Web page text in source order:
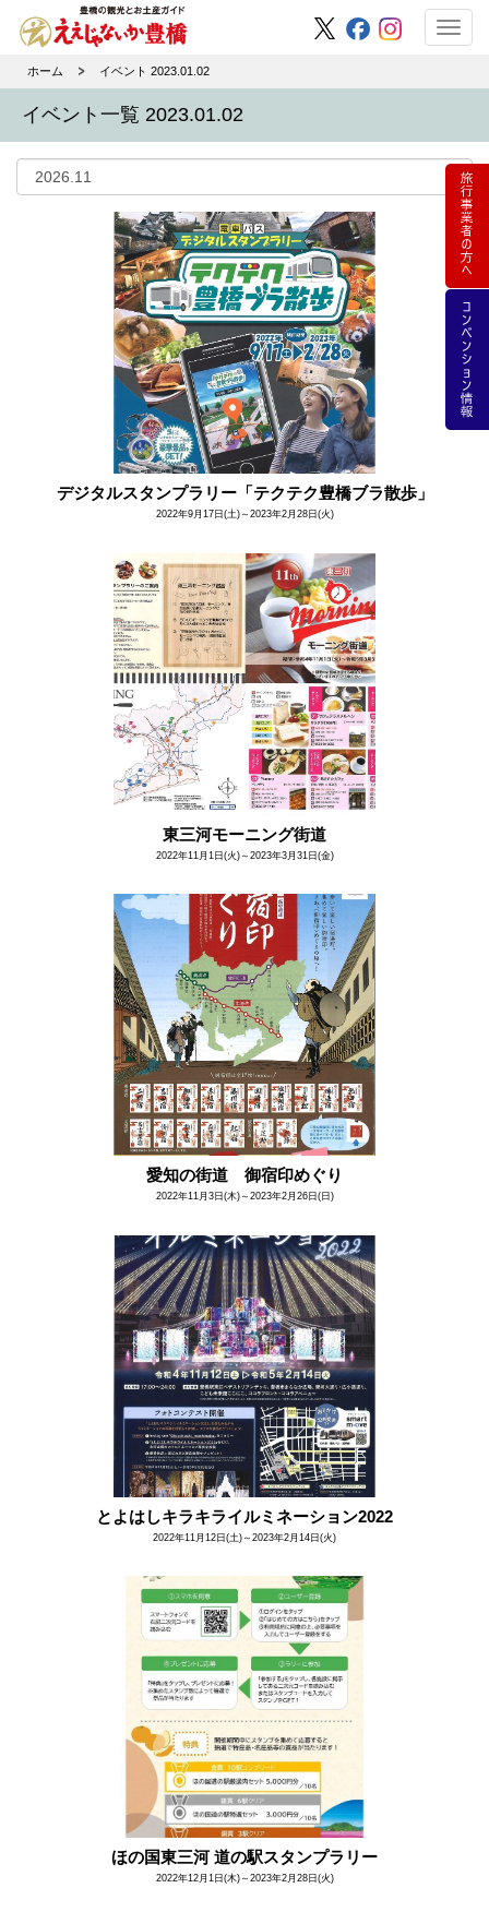
ホーム イベント 2023.01.02
イベント一覧 2023.01.02
デジタルスタンプラリー「テクテク豊橋ブラ散歩」
2022年9月17日(土)～2023年2月28日(火)
東三河モーニング街道
2022年11月1日(火)～2023年3月31日(金)
愛知の街道 御宿印めぐり
2022年11月3日(木)～2023年2月26日(日)
とよはしキラキライルミネーション2022
2022年11月12日(土)～2023年2月14日(火)
ほの国東三河 道の駅スタンプラリー
2022年12月1日(木)～2023年2月28日(火)